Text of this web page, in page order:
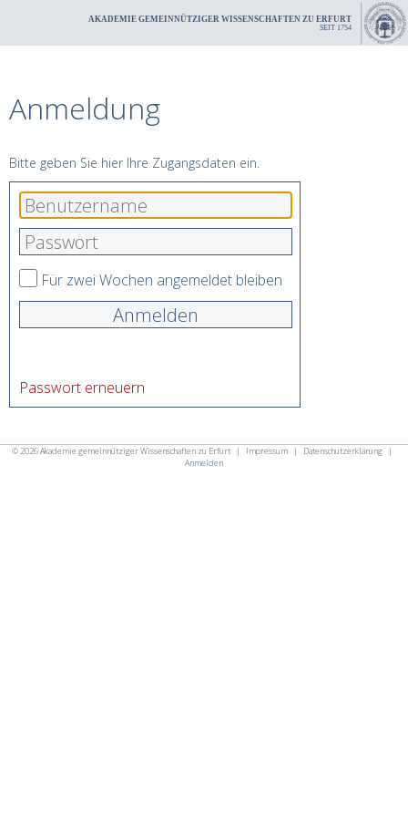
AKADEMIE GEMEINNÜTZIGER WISSENSCHAFTEN ZU ERFURT
SEIT 1754
Anmeldung
Bitte geben Sie hier Ihre Zugangsdaten ein.
Für zwei Wochen angemeldet bleiben
Anmelden
Passwort erneuern
© 2026Akademie gemeinnütziger Wissenschaften zu Erfurt | Impressum | Datenschutzerklärung |
Anmelden